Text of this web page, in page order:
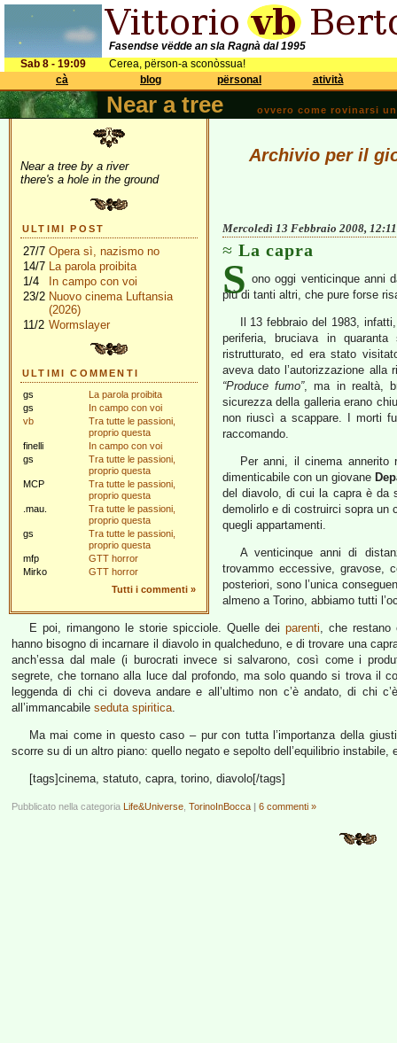
Fasendse vëdde an sla Ragnà dal 1995
Sab 8 - 19:09
Cerea, përson-a sconòssua!
cà
blog përsonal atività
Near a tree ovvero come rovinarsi
Near a tree by a river
there's a hole in the ground
ULTIMI POST
27/7 Opera sì, nazismo no
14/7 La parola proibita
1/4
In campo con voi
23/2 Nuovo cinema Luftansia
(2026)
11/2 Wormslayer
ULTIMI COMMENTI
gs
La parola proibita
gs
In campo con voi
vb
Tra tutte le passioni,
proprio questa
finelli
In campo con voi
gs
Tra tutte le passioni,
proprio questa
MCP
Tra tutte le passioni,
proprio questa
.mau.
Tra tutte le passioni,
proprio questa
gs
Tra tutte le passioni,
proprio questa
mfp
GTT horror
Mirko
GTT horror
Tutti i commenti »
Archivio per il
Mercoledì 13 Febbraio 2008, 12:11
La capra
S ono oggi venticinque anni
più di tanti altri, che pure forse
Il 13 febbraio del 1983,
periferia, bruciava in
ristrutturato, ed era stato
aveva dato l’autorizzazione alla
“Produce fumo”, ma in realtà,
sicurezza della galleria erano
non riuscì a scappare. I morti
raccomando.
Per anni, il cinema
dimenticabile con un giovane
del diavolo, di cui la capra è da
demolirlo e di costruirci sopra un
quegli appartamenti.
A venticinque anni di
trovammo eccessive, gravose,
posteriori, sono l’unica
almeno a Torino, abbiamo tutti
E poi, rimangono le storie spicciole. Quelle dei parenti, che restano
hanno bisogno di incarnare il diavolo in qualcheduno, e di trovare una
anch’essa dal male (i burocrati invece si salvarono, così come i
segrete, che tornano alla luce dal profondo, ma solo quando si trova il
leggenda di chi ci doveva andare e all’ultimo non c’è andato, di chi
all’immancabile seduta spiritica.
Ma mai come in questo caso – pur con tutta l’importanza della
scorre su di un altro piano: quello negato e sepolto dell’equilibrio
[tags]cinema, statuto, capra, torino, diavolo[/tags]
Pubblicato nella categoria Life&Universe TorinoInBocca | 6 commenti »